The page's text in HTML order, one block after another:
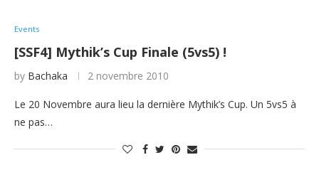
Events
[SSF4] Mythik’s Cup Finale (5vs5) !
by Bachaka 2 novembre 2010
Le 20 Novembre aura lieu la dernière Mythik’s Cup. Un 5vs5 à
ne pas…